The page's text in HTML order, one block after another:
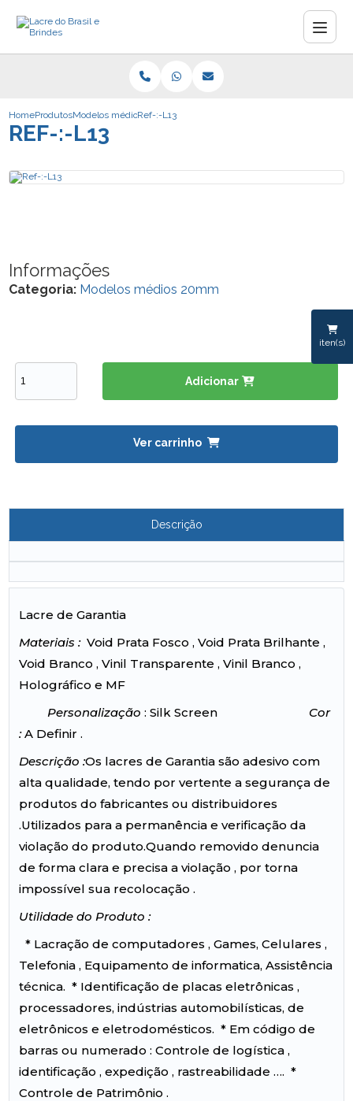
iten(s)
HomeProdutosModelos médios 20mm
Ref-:-L13
REF-:-L13
Informações
Categoria: Modelos médios 20mm
Adicionar
Ver carrinho
Descrição
Lacre de Garantia
Materiais : Void Prata Fosco , Void Prata Brilhante ,
Void Branco , Vinil Transparente , Vinil Branco ,
Holográfico e MF
Personalização: Silk Screen Cor
:A Definir .
Descrição :Os lacres de Garantia são adesivo com
alta qualidade, tendo por vertente a segurança de
produtos do fabricantes ou distribuidores
.Utilizados para a permanência e verificação da
violação do produto.Quando removido denuncia
de forma clara e precisa a violação , por torna
impossível sua recolocação .
Utilidade do Produto :
* Lacração de computadores , Games, Celulares ,
Telefonia , Equipamento de informatica, Assistência
técnica. * Identificação de placas eletrônicas ,
processadores, indústrias automobilísticas, de
eletrônicos e eletrodomésticos. * Em código de
barras ou numerado : Controle de logística ,
identificação , expedição , rastreabilidade …. *
Controle de Patrimônio .